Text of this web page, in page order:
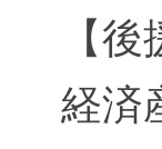
【後
経済